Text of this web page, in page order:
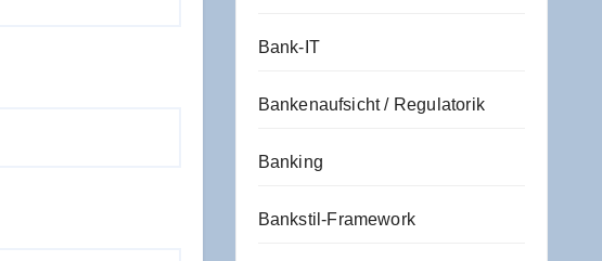
Bank-IT
Bankenaufsicht / Regulatorik
Banking
Bankstil-Framework